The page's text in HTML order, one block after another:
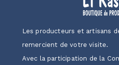
Les producteurs et artisans
remercient de votre visite.
Avec la participation de la